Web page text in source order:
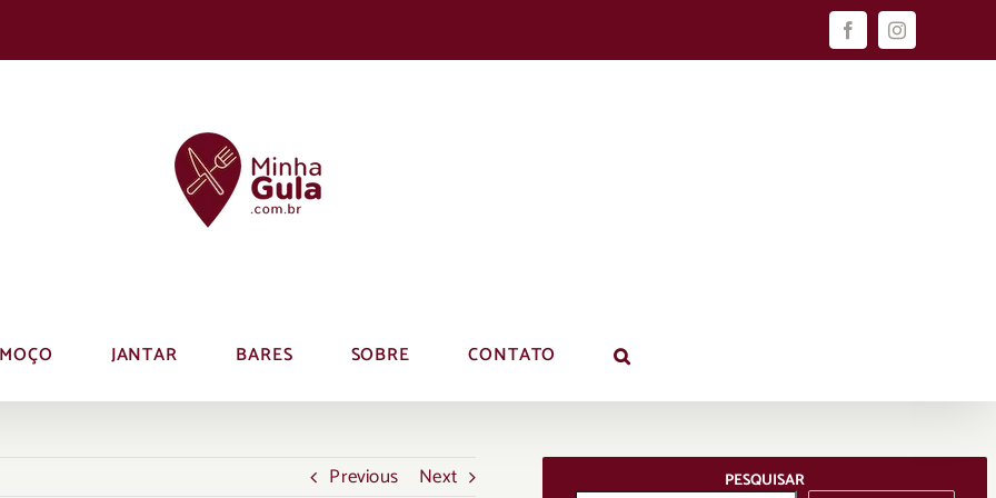
FacebookInstagram
JANTAR BARES SOBRE CONTATO
Previous Next
PESQUISAR